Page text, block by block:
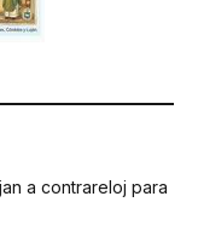
a contrareloj para